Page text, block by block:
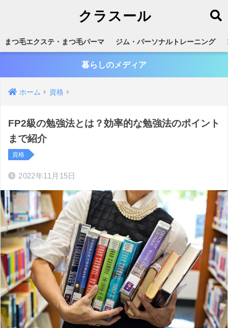
クラスール
まつ毛エクステ・まつ毛パーマ ジム・パーソナルトレーニング
暮らしのメディア
ホーム 資格
FP2級の勉強法とは？効率的な勉強法のポイント
まで紹介
資格
2022年11月15日